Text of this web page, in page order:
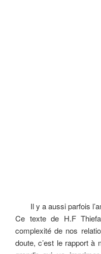
Il y a aussi parfois
Ce texte de H.F
complexité de nos
doute, c’est le rapport